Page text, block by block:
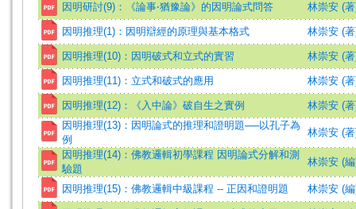
因明研討(9)：《論事‧猶豫論》的因明論式問答 林崇安 (
因明推理(1)：因明辯經的原理與基本格式 林崇安 (
因明推理(10)：因明破式和立式的實習 林崇安 (
因明推理(11)：立式和破式的應用 林崇安 (
因明推理(12)：《入中論》破自生之實例
林崇安 (
因明推理(13)：因明論式的推理和證明題──以孔子為
例
林崇安 (
因明推理(14)：佛教邏輯初學課程 因明論式分解和測
驗題
林崇安 (
因明推理(15)：佛教邏輯中級課程 -- 正因和證明題 林崇安 (